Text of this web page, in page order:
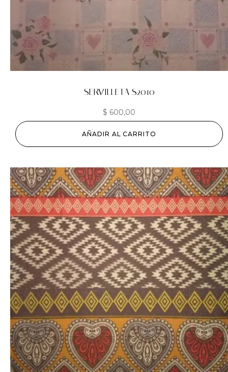
SERVILLETA S2010
$ 600,00
AÑADIR AL CARRITO